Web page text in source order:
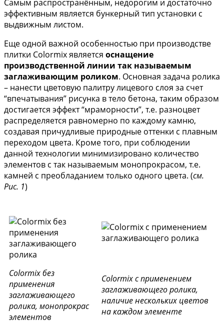
Cамым распространённым, недорогим и достаточно
эффективным является бункерный тип установки с
выдвижным листом.
Еще одной важной особенностью при производстве
плитки Colormix является оснащение
производственной линии так называемым
заглаживающим роликом. Основная задача ролика
– нанести цветовую палитру лицевого слоя за счет
“впечатывания” рисунка в тело бетона, таким образом
достигается эффект “мраморности”, т.е. разноцвет
распределяется равномерно по каждому камню,
создавая причудливые природные оттенки с плавным
переходом цвета. Кроме того, при соблюдении
данной технологии минимизировано количество
элементов с так называемым монопрокрасом, т.е.
камней с преобладанием только одного цвета. (см.
Рис. 1)
Colormix без
применения
заглаживающего
ролика, монопрокрас
элементов
Colormix с применением
заглаживающего ролика,
наличие нескольких цветов
на каждом элементе